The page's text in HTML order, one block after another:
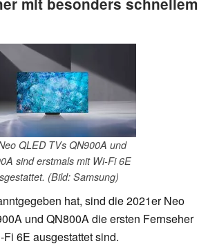
QLED TVs QN900A und
sind erstmals mit Wi-Fi 6E
(Bild: Samsung)
hat, sind die 2021er Neo
und QN800A die ersten Fernseher
6E ausgestattet sind.